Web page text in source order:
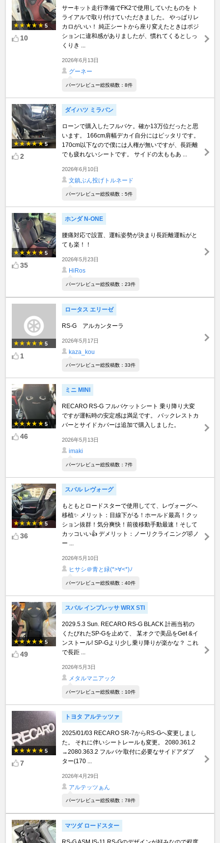
5
10
サーキット走行準備でFK2で使用していたものを ト
ライアルで取り付けていただきました。 やっぱりレ
カロがいい！ 純正シートから座り変えたときはポジ
ションに違和感がありましたが、慣れてくるとしっ
くりき ...
2026年6月13日
グーネー
パーツレビュー総投稿数：8件
5
2
ダイハツ ミラバン
ローンで購入したフルバケ。確か13万位だったと思
います。 166cm肩幅デカイ自分にはピッタリです。
170cm以下なので僕には人権が無いですが、長距離
でも疲れないシートです。 サイドの太ももあ ...
2026年6月10日
文鎮ぶん投げトルネード
パーツレビュー総投稿数：5件
5
35
ホンダ N-ONE
腰痛対応で設置、運転姿勢が決まり長距離運転がと
ても楽！！
2026年5月23日
HiRos
パーツレビュー総投稿数：23件
5
1
ロータス エリーゼ
RS-G アルカンターラ
2026年5月17日
kaza_kou
パーツレビュー総投稿数：33件
5
46
ミニ MINI
RECARO RS-G フルバケットシート 乗り降り大変
ですが運転時の安定感は満足です。 バックレストカ
バーとサイドカバーは追加で購入しました。
2026年5月13日
imaki
パーツレビュー総投稿数：7件
5
36
スバル レヴォーグ
もともとロードスターで使用してて、レヴォーグへ
移植✨️ メリット：目線下がる！ホールド最高！クッ
ション抜群！気分爽快！前後移動手動最速！そして
カッコいい👍️ デメリット：ノーリクライニング🤣ノ
ー ...
2026年5月10日
ヒサシ＠青と緑(*>∀<*)ﾉ
パーツレビュー総投稿数：40件
5
49
スバル インプレッサ WRX STI
2029.5.3 Sun. RECARO RS-G BLACK 計画当初の
くたびれたSP-Gを止めて、 某オクで美品をGet &イ
ンストール! SP-Gより少し乗り降りが楽かな？ これ
で長距 ...
2026年5月3日
メタルマニアック
パーツレビュー総投稿数：10件
5
7
トヨタ アルテッツァ
2025/01/03 RECARO SR-7からRS-Gへ変更しまし
た。 それに伴いシートレールも変更。 2080.361.2
→2080.363.2 フルバケ取付に必要なサイドアダプ
ター(170 ...
2026年4月29日
アルテッツぁん
パーツレビュー総投稿数：78件
マツダ ロードスター